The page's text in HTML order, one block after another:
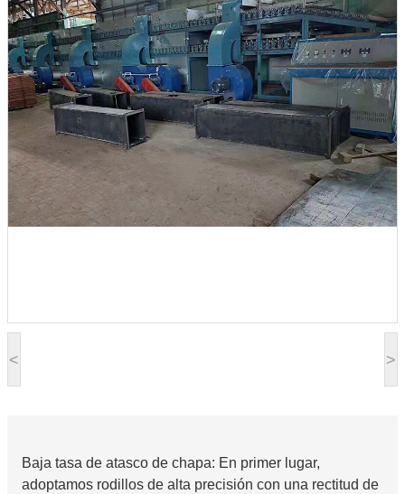
< >
Baja tasa de atasco de chapa: En primer lugar,
adoptamos rodillos de alta precisión con una rectitud de